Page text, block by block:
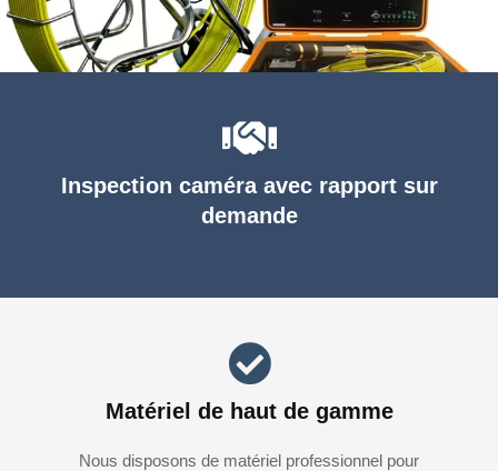
Inspection caméra avec rapport sur
demande
Matériel de haut de gamme
Nous disposons de matériel professionnel pour